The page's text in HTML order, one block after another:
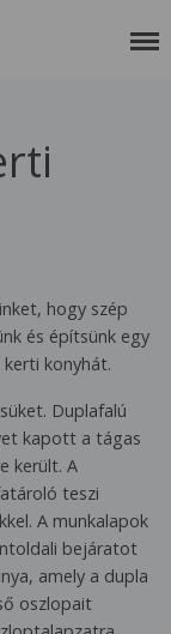
hogy szép
és építsünk egy
konyhát.
Duplafalú
kapott a tágas
került. A
teszi
A munkalapok
bejáratot
amely a dupla
oszlopait